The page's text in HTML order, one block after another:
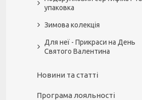
упаковка
Зимова колекція
Для неї - Прикраси на День
Святого Валентина
Новини та статті
Програма лояльності